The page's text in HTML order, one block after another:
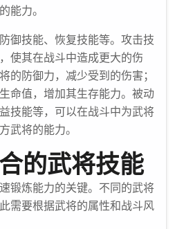
能力。
御技能、恢复技能等。攻击技
使其在战斗中造成更大的伤
的防御力，减少受到的伤害；
命值，增加其生存能力。被动
技能等，可以在战斗中为武将
武将的能力。
的武将技能
锻炼能力的关键。不同的武将
需要根据武将的属性和战斗风